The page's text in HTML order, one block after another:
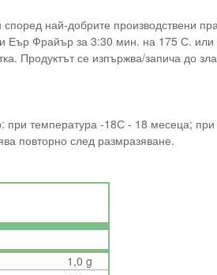
най-добрите производствени
Еър Фрайър за 3:30 мин. на 175 С.
Продуктът се изпържва/запича до
при температура -18С - 18 месеца;
повторно след размразяване.
1,0 g